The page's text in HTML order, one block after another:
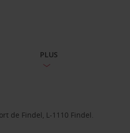
PLUS
de Findel, L-1110 Findel.